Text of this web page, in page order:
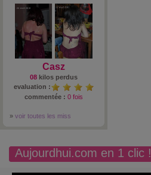
Casz
08 kilos perdus
evaluation :
commentée : 0 fois
» voir toutes les miss
Aujourdhui.com en 1 clic !